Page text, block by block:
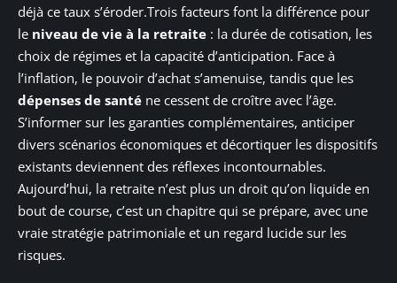
déjà ce taux s’éroder.Trois facteurs font la différence pour
le niveau de vie à la retraite : la durée de cotisation, les
choix de régimes et la capacité d’anticipation. Face à
l’inflation, le pouvoir d’achat s’amenuise, tandis que les
dépenses de santé ne cessent de croître avec l’âge.
S’informer sur les garanties complémentaires, anticiper
divers scénarios économiques et décortiquer les dispositifs
existants deviennent des réflexes incontournables.
Aujourd’hui, la retraite n’est plus un droit qu’on liquide en
bout de course, c’est un chapitre qui se prépare, avec une
vraie stratégie patrimoniale et un regard lucide sur les
risques.